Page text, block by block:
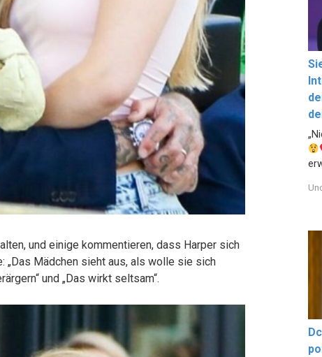
und einige kommentieren, dass Harper sich
„Das Mädchen sieht aus, als wolle sie sich
und „Das wirkt seltsam“.